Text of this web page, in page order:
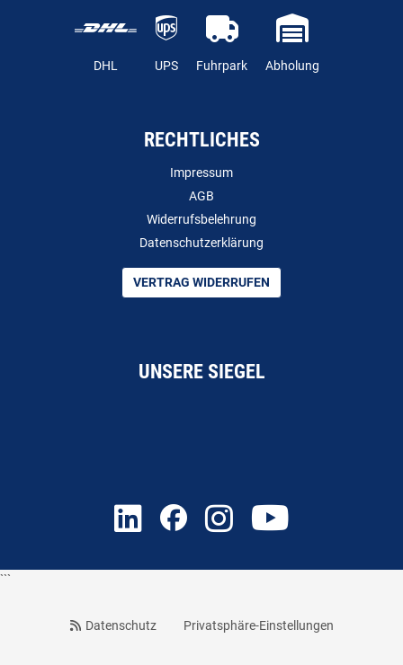
DHL UPS Fuhrpark Abholung
RECHTLICHES
Impressum
AGB
Widerrufsbelehrung
Datenschutzerklärung
VERTRAG WIDERRUFEN
UNSERE SIEGEL
```
Datenschutz Privatsphäre-Einstellungen